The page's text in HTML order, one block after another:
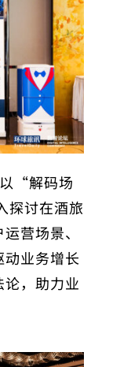
“解码场
探讨在酒旅
营场景、
动业务增长
，助力业